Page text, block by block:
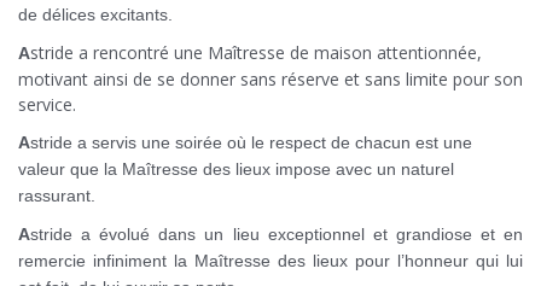
de délices excitants.
Astride a rencontré une Maîtresse de maison attentionnée,
motivant ainsi de se donner sans réserve et sans limite pour son
service.
Astride a servis une soirée où le respect de chacun est une
valeur que la Maîtresse des lieux impose avec un naturel
rassurant.
Astride a évolué dans un lieu exceptionnel et grandiose et en
remercie infiniment la Maîtresse des lieux pour l’honneur qui lui